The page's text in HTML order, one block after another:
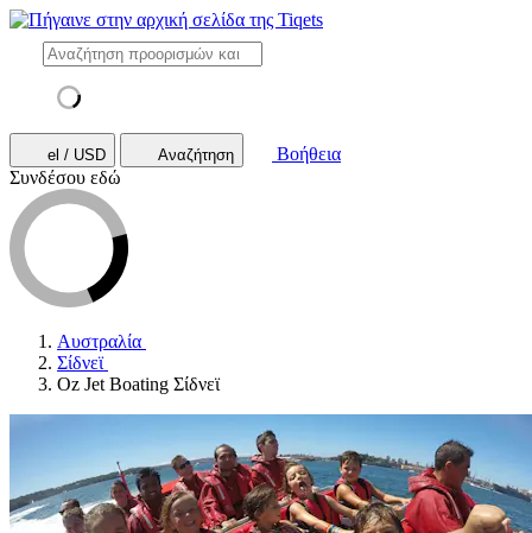
el / USD Αναζήτηση
Βοήθεια
Συνδέσου εδώ
Αυστραλία
Σίδνεϊ
Oz Jet Boating Σίδνεϊ